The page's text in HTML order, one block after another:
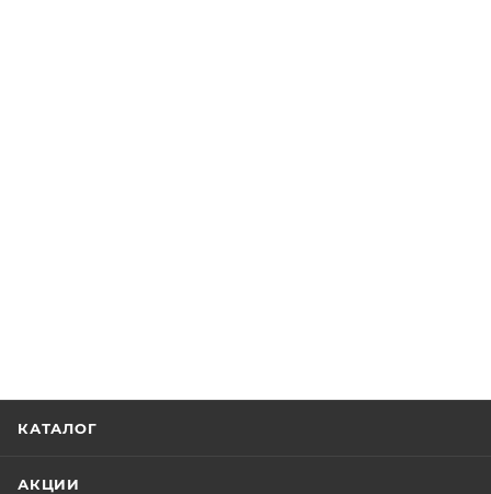
КАТАЛОГ
АКЦИИ